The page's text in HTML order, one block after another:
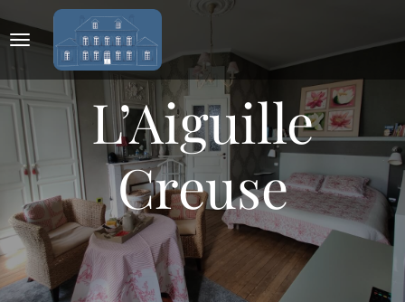
L’Aiguille
Creuse